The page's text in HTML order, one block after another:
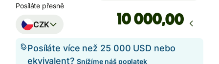
Posíláte přesně
CZK ,00
Posíláte více než 25 000 USD nebo
ekvivalent? Snížíme náš poplatek